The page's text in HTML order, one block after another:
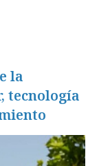
la
tecnología